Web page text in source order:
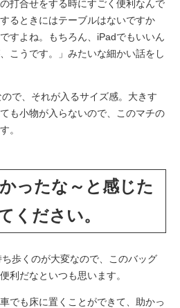
打合せをする時にすごく便利なんで
るときにはテーブルはないですか
すよね。もちろん、iPadでもいいん
こうです。」みたいな細かい話をし
で、それが入るサイズ感。大きす
も小物が入らないので、このマチの
。
ったな～と感じた
ください。
歩くのが大変なので、このバッグ
利だなといつも思います。
でも床に置くことができて、助かっ